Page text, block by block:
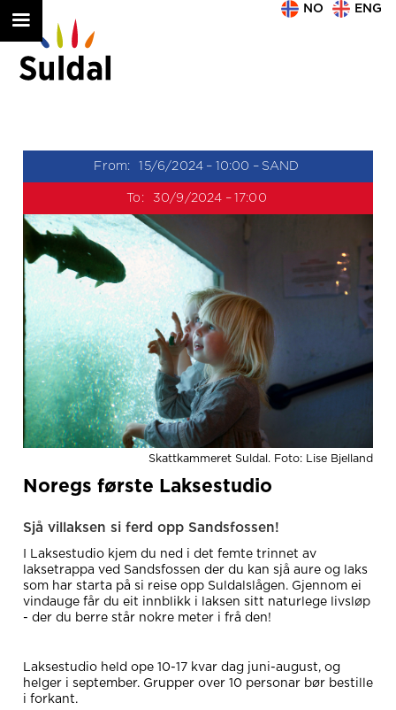
NO ENG
From: 15/6/2024 – 10:00 – SAND
To: 30/9/2024 – 17:00
Skattkammeret Suldal. Foto: Lise Bjelland
Noregs første Laksestudio
Sjå villaksen si ferd opp Sandsfossen!
I Laksestudio kjem du ned i det femte trinnet av
laksetrappa ved Sandsfossen der du kan sjå aure og laks
som har starta på si reise opp Suldalslågen. Gjennom ei
vindauge får du eit innblikk i laksen sitt naturlege livsløp
- der du berre står nokre meter i frå den!
Laksestudio held ope 10-17 kvar dag juni-august, og
helger i september. Grupper over 10 personar bør bestille
i forkant.